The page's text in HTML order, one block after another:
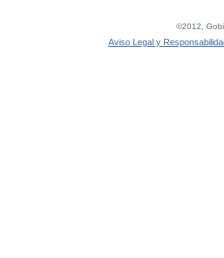
©2012,
Aviso Legal y